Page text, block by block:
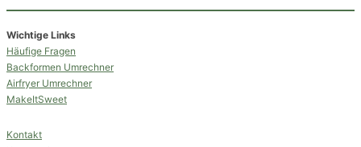
Wichtige Links
Häufige Fragen
Backformen Umrechner
Airfryer Umrechner
MakeItSweet
Kontakt